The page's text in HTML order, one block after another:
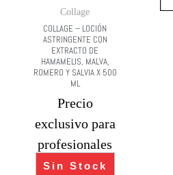
Collage
COLLAGE – LOCIÓN
ASTRINGENTE CON
EXTRACTO DE
HAMAMELIS, MALVA,
ROMERO Y SALVIA X 500
ML
Precio
exclusivo para
profesionales
Sin Stock